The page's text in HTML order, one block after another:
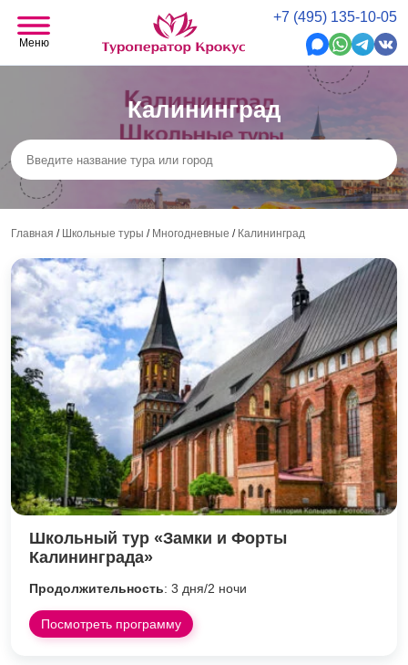
+7 (495) 135-10-05
Меню
Калининград
Главная / Школьные туры / Многодневные / Калининград
Школьный тур «Замки и Форты
Калининграда»
Продолжительность: 3 дня/2 ночи
Посмотреть программу